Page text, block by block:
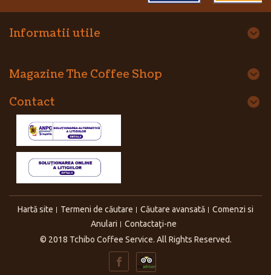
Informatii utile
Magazine The Coffee Shop
Contact
Hartă site Termeni de căutare Căutare avansată
Comenzi si
Anulari
Contactaţi-ne
© 2018 Tchibo Coffee Service. All Rights Reserved.